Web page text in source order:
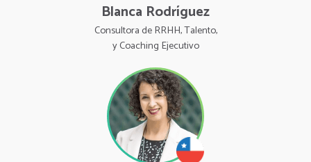
Blanca Rodríguez
Consultora de RRHH, Talento,
y Coaching Ejecutivo